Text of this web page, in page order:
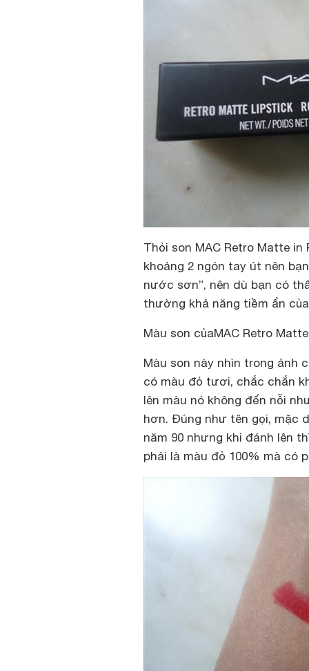
Thỏi son MAC Retro Matte
khoảng 2 ngón tay út nên
nước sơn”, nên dù bạn có
thường khả năng tiềm ẩn
Màu son củaMAC Retro
Màu son này nhìn trong ảnh
có màu đỏ tươi, chắc chắn
lên màu nó không đến nỗi
hơn. Đúng như tên gọi, mặc
năm 90 nhưng khi đánh lên
phải là màu đỏ 100% mà có